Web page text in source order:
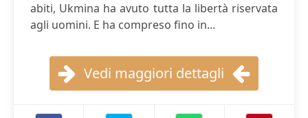
abiti, Ukmina ha avuto tutta la libertà riservata
agli uomini. E ha compreso fino in...
Vedi maggiori dettagli